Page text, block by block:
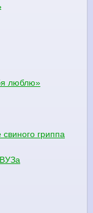
люблю»
гриппа